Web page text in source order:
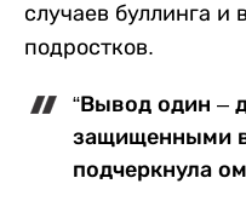
случаев буллинга и
подростков.
“Вывод один –
защищенными в
подчеркнула